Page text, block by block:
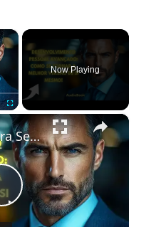
×
Fullscreen
Now Playing
×
Play
O Segredo para Se Tornar a Melhor Versão de Si Mesmo em 2024